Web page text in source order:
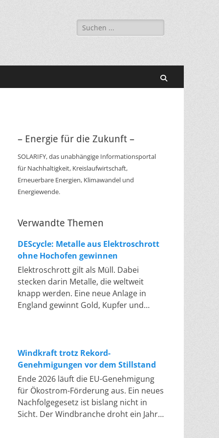
Suchen
nach:
– Energie für die Zukunft –
SOLARIFY, das unabhängige Informationsportal
für Nachhaltigkeit, Kreislaufwirtschaft,
Erneuerbare Energien, Klimawandel und
Energiewende.
Verwandte Themen
DEScycle: Metalle aus Elektroschrott
ohne Hochofen gewinnen
Elektroschrott gilt als Müll. Dabei
stecken darin Metalle, die weltweit
knapp werden. Eine neue Anlage in
England gewinnt Gold, Kupfer und
schmilzt Leiterplatten und Kabelreste
bei mehreren hundert bis über
tausend Grad ein. Energieintensiv und
nur im industriellen Großmaßstab
möglich. Das Londoner Start-up
DEScycle hat im englischen Teesside
Windkraft trotz Rekord-
Genehmigungen vor dem Stillstand
Ende 2026 läuft die EU-Genehmigung
für Ökostrom-Förderung aus. Ein neues
Nachfolgegesetz ist bislang nicht in
Sicht. Der Windbranche droht ein Jahr,